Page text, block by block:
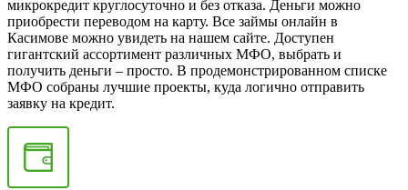
микрокредит круглосуточно и без отказа. Деньги можно
приобрести переводом на карту. Все займы онлайн в
Касимове можно увидеть на нашем сайте. Доступен
гигантский ассортимент различных МФО, выбрать и
получить деньги – просто. В продемонстрированном списке
МФО собраны лучшие проекты, куда логично отправить
заявку на кредит.